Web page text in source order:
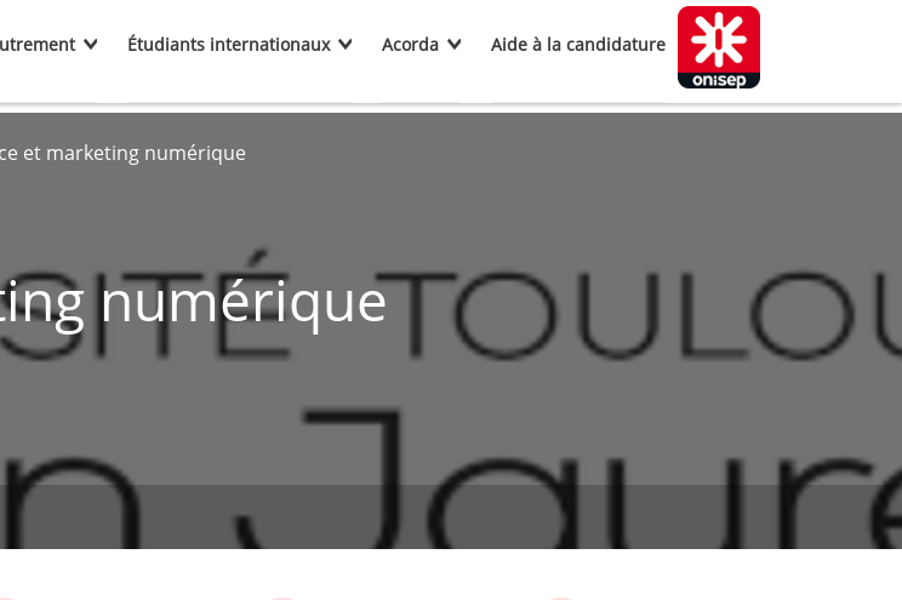
Étudiants internationaux Acorda Aide à la candidature
et marketing numérique
numérique